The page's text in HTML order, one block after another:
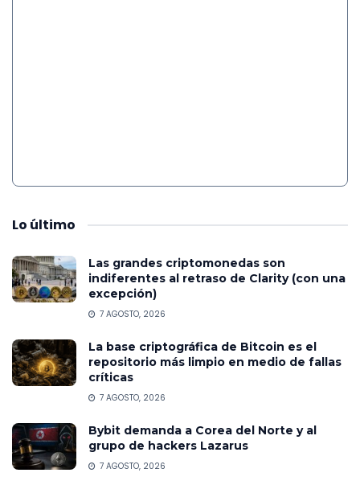
Lo último
Las grandes criptomonedas son
indiferentes al retraso de Clarity (con una
excepción)
7 AGOSTO, 2026
La base criptográfica de Bitcoin es el
repositorio más limpio en medio de fallas
críticas
7 AGOSTO, 2026
Bybit demanda a Corea del Norte y al
grupo de hackers Lazarus
7 AGOSTO, 2026